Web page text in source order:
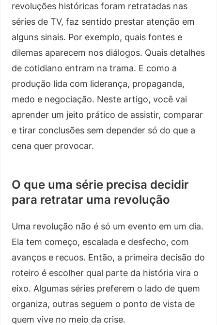
revoluções históricas foram retratadas nas
séries de TV, faz sentido prestar atenção em
alguns sinais. Por exemplo, quais fontes e
dilemas aparecem nos diálogos. Quais detalhes
de cotidiano entram na trama. E como a
produção lida com liderança, propaganda,
medo e negociação. Neste artigo, você vai
aprender um jeito prático de assistir, comparar
e tirar conclusões sem depender só do que a
cena quer provocar.
O que uma série precisa decidir
para retratar uma revolução
Uma revolução não é só um evento em um dia.
Ela tem começo, escalada e desfecho, com
avanços e recuos. Então, a primeira decisão do
roteiro é escolher qual parte da história vira o
eixo. Algumas séries preferem o lado de quem
organiza, outras seguem o ponto de vista de
quem vive no meio da crise.